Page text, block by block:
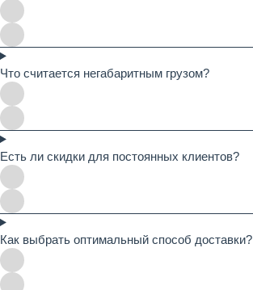
Что считается негабаритным грузом?
Есть ли скидки для постоянных клиентов?
Как выбрать оптимальный способ доставки?